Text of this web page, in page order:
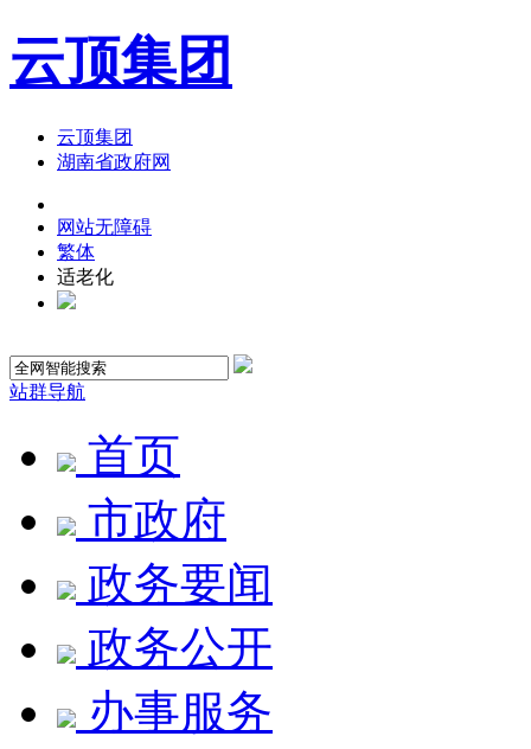
云顶集团
云顶集团
湖南省政府网
网站无障碍
繁体
适老化
站群导航
首页
市政府
政务要闻
政务公开
办事服务